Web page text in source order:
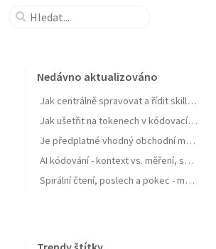
Nedávno aktualizováno
Jak centrálně spravovat a řídit skills pro agenty a zejména jejich samostatné zlepšování
Jak ušetřit na tokenech v kódovacích agentech typu GitHub Copilot
Je předplatné vhodný obchodní model pro AI produkt? Zdražuje AI? Zdražují tokeny? Nebo se jen najíždí na férový model?
AI kódování - kontext vs. měření, software jako paměť, váš software se učit nebudu, OpenClaw a chytrá domácnost
Spirální čtení, poslech a pokec - moje AI workflow pro nasání knihy do mozku